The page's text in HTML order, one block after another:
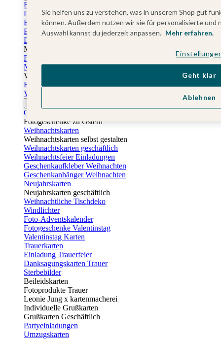
Einladungskarten Jugendweihe
Dankeskarten Jugendweihe
Einschulungskarten
Einladungskarten Einschulung
Danksagung Einschulung
Muttertag
Fotogeschenke Muttertag
Muttertagskarten
Vatertag
Fotogeschenke Vatertag
Vatertagskarten
Osterkarten
Fotogeschenke zu Ostern
Weihnachtskarten
Weihnachtskarten selbst gestalten
Weihnachtskarten geschäftlich
Weihnachtsfeier Einladungen
Geschenkaufkleber Weihnachten
Geschenkanhänger Weihnachten
Neujahrskarten
Neujahrskarten geschäftlich
Weihnachtliche Tischdeko
Windlichter
Foto-Adventskalender
Fotogeschenke Valentinstag
Valentinstag Karten
Trauerkarten
Einladung Trauerfeier
Danksagungskarten Trauer
Sterbebilder
Beileidskarten
Fotoprodukte Trauer
Leonie Jung x kartenmacherei
Individuelle Grußkarten
Grußkarten Geschäftlich
Partyeinladungen
Umzugskarten
Sie helfen uns zu verstehen, was in unserem Shop gut
können. Außerdem nutzen wir sie für personalisierte
Auswahl kannst du jederzeit anpassen. Mehr erfahren.
Ablehnen
Geht klar